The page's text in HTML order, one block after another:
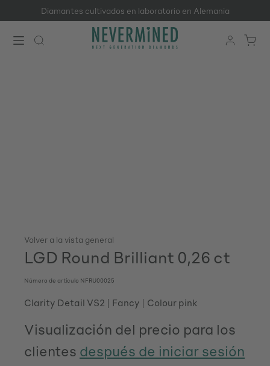
Saltar al contenido principal
Diamantes cultivados en laboratorio en Alemania
Volver a la vista general
LGD Round Brilliant 0,26 ct
Número de artículo NFRU00025
Clarity Detail VS2 Fancy Colour pink
Visualización del precio para los
clientes después de iniciar sesión